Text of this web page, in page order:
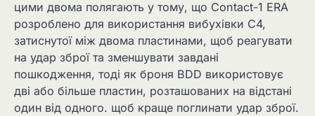
цими двома полягають у тому, що Contact-1 ERA
розроблено для використання вибухівки C4,
затиснутої між двома пластинами, щоб реагувати
на удар зброї та зменшувати завдані
пошкодження, тоді як броня BDD використовує
дві або більше пластин, розташованих на відстані
один від одного. щоб краще поглинати удар зброї.